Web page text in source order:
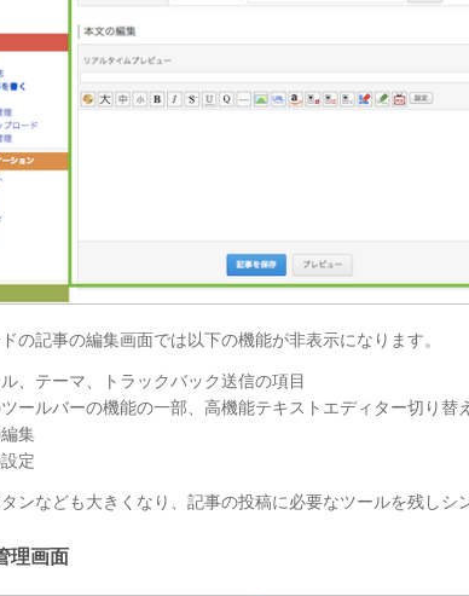
の記事の編集画面では以下の機能が非表示になります。
ル、テーマ、トラックバック送信の項目
ツールバーの機能の一部、高機能テキストエディター切り替
編集
定
ンなども大きくなり、記事の投稿に必要なツールを残しシ
理画面